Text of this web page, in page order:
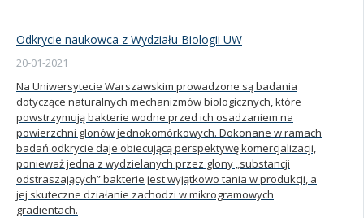
Odkrycie naukowca z Wydziału Biologii UW
20-01-2021
Na Uniwersytecie Warszawskim prowadzone są badania
dotyczące naturalnych mechanizmów biologicznych, które
powstrzymują bakterie wodne przed ich osadzaniem na
powierzchni glonów jednokomórkowych. Dokonane w ramach
badań odkrycie daje obiecującą perspektywę komercjalizacji,
ponieważ jedna z wydzielanych przez glony „substancji
odstraszających” bakterie jest wyjątkowo tania w produkcji, a
jej skuteczne działanie zachodzi w mikrogramowych
gradientach.